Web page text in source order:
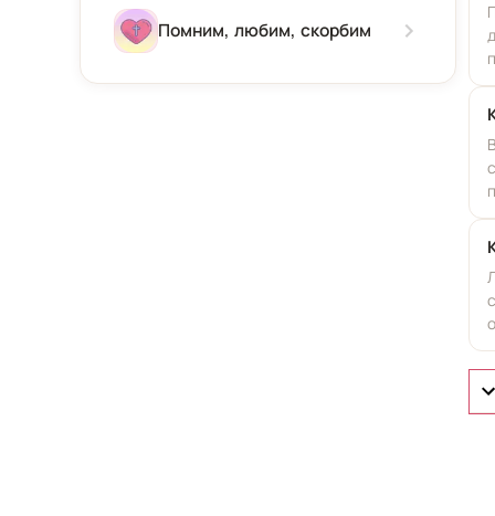
ЗимаПомним, любим, скорбим